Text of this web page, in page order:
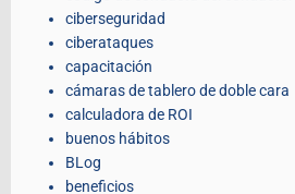
ciberseguridad
ciberataques
capacitación
cámaras de tablero de doble cara
calculadora de ROI
buenos hábitos
BLog
beneficios